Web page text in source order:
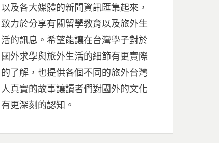
以及各大媒體的新聞資訊匯集起來，
致力於分享有關留學教育以及旅外生
活的訊息。希望能讓在台灣學子對於
國外求學與旅外生活的細節有更實際
的了解，也提供各個不同的旅外台灣
人真實的故事讓讀者們對國外的文化
有更深刻的認知。